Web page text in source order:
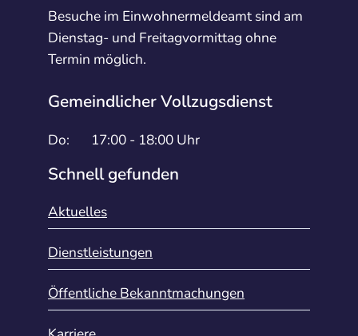
Besuche im Einwohnermeldeamt sind am
Dienstag- und Freitagvormittag ohne
Termin möglich.
Gemeindlicher Vollzugsdienst
Do: 17:00 - 18:00 Uhr
Schnell gefunden
Aktuelles
Dienstleistungen
Öffentliche Bekanntmachungen